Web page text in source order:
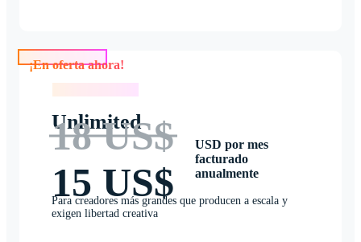
Unlimited
18 US$
15 US$
USD por mes
facturado
anualmente
Para creadores más grandes que producen a escala y
exigen libertad creativa